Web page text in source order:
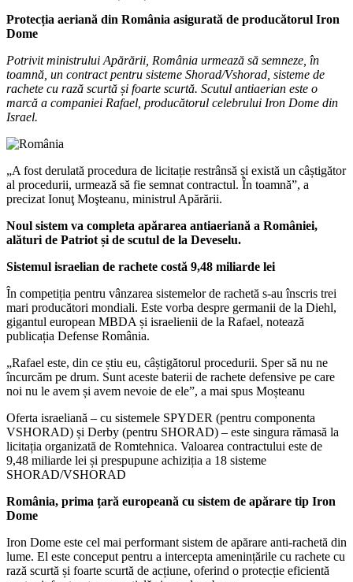
Protecția aeriană din România asigurată de producătorul Iron
Dome
Potrivit ministrului Apărării, România urmează să semneze, în
toamnă, un contract pentru sisteme Shorad/Vshorad, sisteme de
rachete cu rază scurtă și foarte scurtă. Scutul antiaerian este o
marcă a companiei Rafael, producătorul celebrului Iron Dome din
Israel.
„A fost derulată procedura de licitație restrânsă și există un câștigător
al procedurii, urmează să fie semnat contractul. În toamnă”, a
precizat Ionuţ Moşteanu, ministrul Apărării.
Noul sistem va completa apărarea antiaeriană a României,
alături de Patriot și de scutul de la Deveselu.
Sistemul israelian de rachete costă 9,48 miliarde lei
În competiția pentru vânzarea sistemelor de rachetă s-au înscris trei
mari producători mondiali. Este vorba despre germanii de la Diehl,
gigantul european MBDA și israelienii de la Rafael, notează
publicația Defense România.
„Rafael este, din ce știu eu, câștigătorul procedurii. Sper să nu ne
încurcăm pe drum. Sunt aceste baterii de rachete defensive pe care
noi nu le avem și avem nevoie de ele”, a mai spus Moșteanu
Oferta israeliană – cu sistemele SPYDER (pentru componenta
VSHORAD) și Derby (pentru SHORAD) – este singura rămasă la
licitația organizată de Romtehnica. Valoarea contractului este de
9,48 miliarde lei și prespupune achiziția a 18 sisteme
SHORAD/VSHORAD
România, prima țară europeană cu sistem de apărare tip Iron
Dome
Iron Dome este cel mai performant sistem de apărare anti-rachetă din
lume. El este conceput pentru a intercepta amenințările cu rachete cu
rază scurtă și foarte scurtă de acțiune, oferind o protecție eficientă